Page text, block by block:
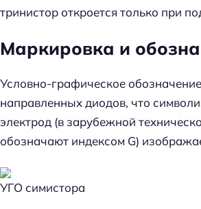
тринистор откроется только при
Маркировка и
Условно-графическое
направленных диодов, что
электрод (в зарубежной
обозначают индексом G)
УГО симистора